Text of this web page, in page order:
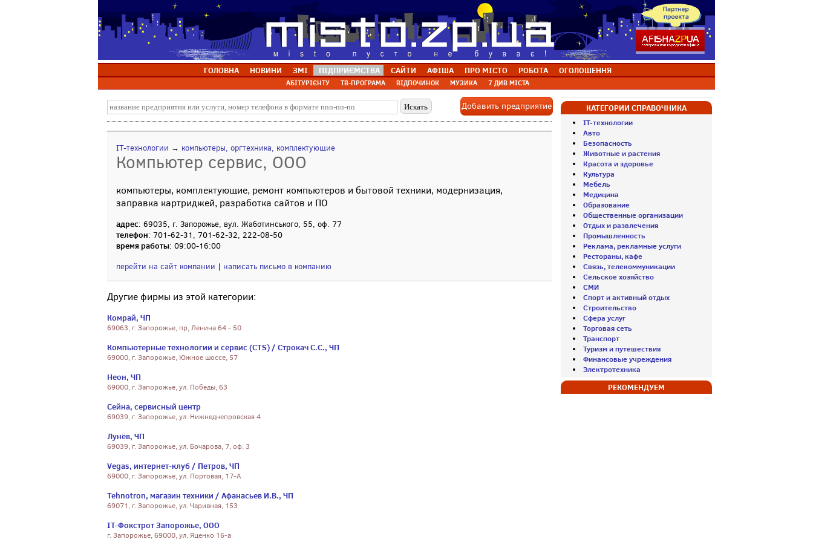
ГОЛОВНА НОВИНИ ЗМІ ПІДПРИЄМСТВА САЙТИ АФІША ПРО МІСТО РОБОТА ОГОЛОШЕННЯ
АБІТУРІЄНТУ ТВ-ПРОГРАМА ВІДПОЧИНОК МУЗИКА 7 ДИВ МІСТА
Добавить предприятие
IT-технологии → компьютеры, оргтехника, комплектующие
Компьютер сервис, ООО
компьютеры, комплектующие, ремонт компьютеров и бытовой техники, модернизация,
заправка картриджей, разработка сайтов и ПО
адрес: 69035, г. Запорожье, вул. Жаботинського, 55, оф. 77
телефон: 701-62-31, 701-62-32, 222-08-50
время работы: 09:00-16:00
перейти на сайт компании | написать письмо в компанию
Другие фирмы из этой категории:
Комрай, ЧП
69063, г. Запорожье, пр, Ленина 64 - 50
Компьютерные технологии и сервис (CTS) / Строкач С.С., ЧП
69000, г. Запорожье, Южное шоссе, 57
Неон, ЧП
69000, г. Запорожье, ул. Победы, 63
Сейна, сервисный центр
69039, г. Запорожье, ул. Нижнеднепровская 4
Лунёв, ЧП
69039, г. Запорожье, ул. Бочарова, 7, оф. 3
Vegas, интернет-клуб / Петров, ЧП
69000, г. Запорожье, ул. Портовая, 17-А
Tehnotron, магазин техники / Афанасьев И.В., ЧП
69071, г. Запорожье, ул. Чаривная, 153
IT-Фокстрот Запорожье, ООО
г. Запорожье, 69000, ул. Яценко 16-а
КАТЕГОРИИ СПРАВОЧНИКА
IT-технологии
Авто
Безопасность
Животные и растения
Красота и здоровье
Культура
Мебель
Медицина
Образование
Общественные организации
Отдых и развлечения
Промышленность
Реклама, рекламные услуги
Рестораны, кафе
Связь, телекоммуникации
Сельское хозяйство
СМИ
Спорт и активный отдых
Строительство
Сфера услуг
Торговая сеть
Транспорт
Туризм и путешествия
Финансовые учреждения
Электротехника
РЕКОМЕНДУЕМ